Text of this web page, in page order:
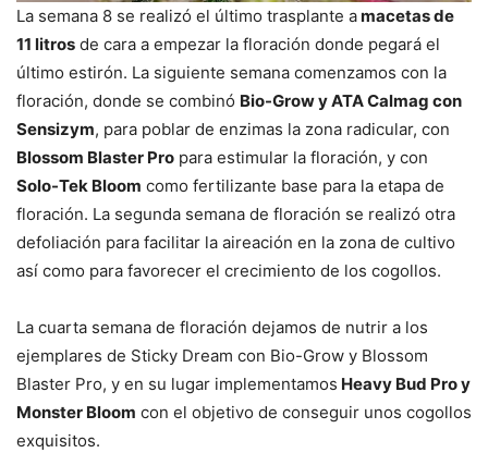
La semana 8 se realizó el último trasplante amacetas de
11 litros de cara a empezar la floración donde pegará el
último estirón. La siguiente semana comenzamos con la
floración, donde se combinó Bio-Grow y ATA Calmag con
Sensizym, para poblar de enzimas la zona radicular, con
Blossom Blaster Pro para estimular la floración, y con
Solo-Tek Bloom como fertilizante base para la etapa de
floración. La segunda semana de floración se realizó otra
defoliación para facilitar la aireación en la zona de cultivo
así como para favorecer el crecimiento de los cogollos.
La cuarta semana de floración dejamos de nutrir a los
ejemplares de Sticky Dream con Bio-Grow y Blossom
Blaster Pro, y en su lugar implementamos Heavy Bud Pro y
Monster Bloom con el objetivo de conseguir unos cogollos
exquisitos.